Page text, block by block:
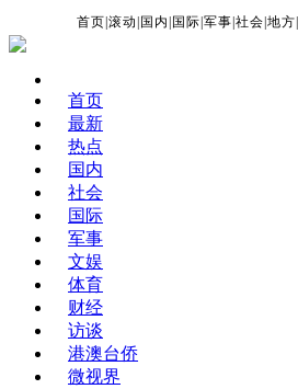
首页 |滚动 国内 国际 |军事 |社会 |地方
首页
最新
热点
国内
社会
国际
军事
文娱
体育
财经
访谈
港澳台侨
微视界